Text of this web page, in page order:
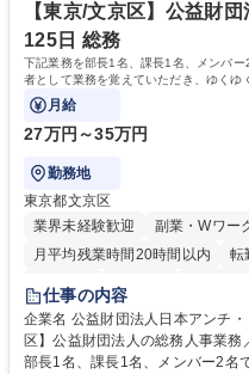
【東京/文京区】公益財
125日 総務
下記業務を部長1名、課長1名、メンバ
者として業務を覚えていただき、ゆくゆ
躍いただくことを期待しています。
月給
27万円～35万円
勤務地
東京都文京区
業界未経験歓迎
副業・Wワー
月平均残業時間20時間以内
転
賞与あり
育休あり
食事補助あり
仕事の内容
企業名 公益財団法人日本アンチ・ドーピング機
区】公益財団法人の総務人事業務／年間休日125
部長1名、課長1名、メンバー2名